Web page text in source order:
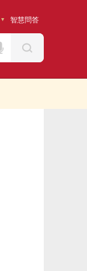
智慧問答